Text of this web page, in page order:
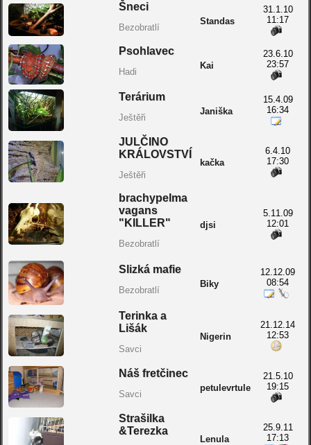
Šneci
Bezobratlí
Standas
31.1.10
11:17
Psohlavec
Hadi
Kai
23.6.10
23:57
Terárium
Ještěři
Janiška
15.4.09
16:34
JULČINO
KRÁLOVSTVÍ
Ještěři
kačka
6.4.10
17:30
brachypelma
vagans
"KILLER"
Bezobratlí
djsi
5.11.09
12:01
Slizká mafie
Bezobratlí
Biky
12.12.09
08:54
Terinka a
Lišák
Savci
Nigerin
21.12.14
12:53
Náš fretčinec
Savci
petulevrtule
21.5.10
19:15
Strašilka
&Terezka
Lenula
25.9.11
17:13